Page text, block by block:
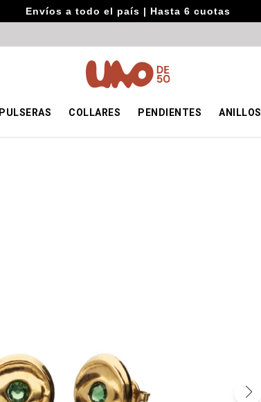
Envíos a todo el país | Hasta 6 cuotas
PULSERAS COLLARES PENDIENTES ANILLOS